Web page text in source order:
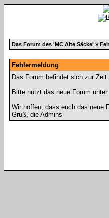
Das Forum des 'MC Alte Säcke' »
Fehlermeldung
Das Forum befindet sich zur
Bitte nutzt das neue Forum
Wir hoffen, dass euch das neue
Gruß, die Admins